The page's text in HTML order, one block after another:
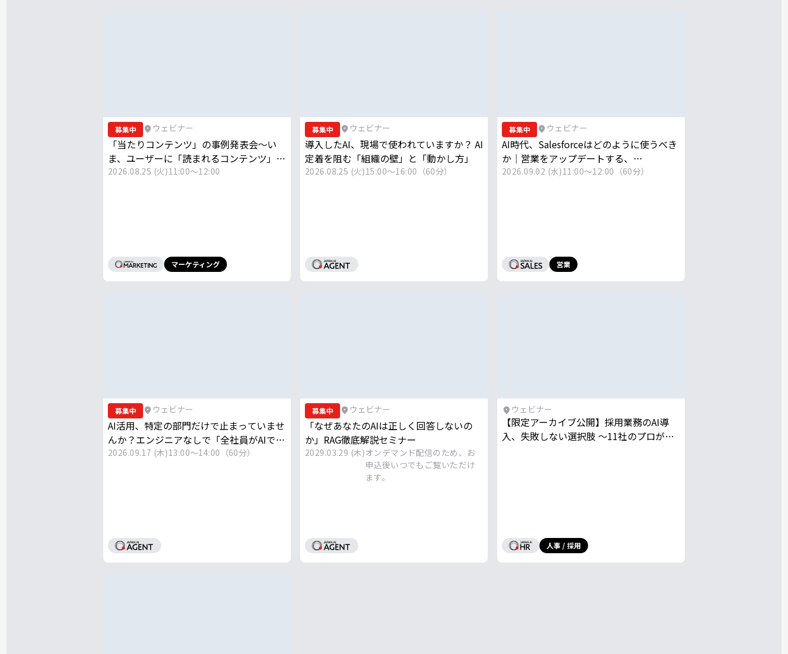
募集中 ウェビナー
「当たりコンテンツ」の事例発表会〜い
ま、ユーザーに「読まれるコンテンツ」と
2026.08.25 (火)11:00～12:00
マーケティング
募集中 ウェビナー
導入したAI、現場で使われていますか？ AI
定着を阻む「組織の壁」と「動かし方」
2026.08.25 (火)15:00～16:00（60分）
募集中 ウェビナー
AI時代、Salesforceはどのように使うべき
か｜営業をアップデートする、
AI×Salesforce活用トレンド
2026.09.02 (水)11:00～12:00（60分）
営業
募集中 ウェビナー
AI活用、特定の部門だけで止まっていませ
んか？エンジニアなしで「全社員がAIで成
果を出す組織」に変えた企業がやったこと
2026.09.17 (木)13:00～14:00（60分）
募集中 ウェビナー
「なぜあなたのAIは正しく回答しないの
か」RAG徹底解説セミナー
2029.03.29 (木)オンデマンド配信のため、お
申込後いつでもご覧いただけ
ます。
ウェビナー
【限定アーカイブ公開】採用業務のAI導
入、失敗しない選択肢 〜11社のプロが最
人事 / 採用